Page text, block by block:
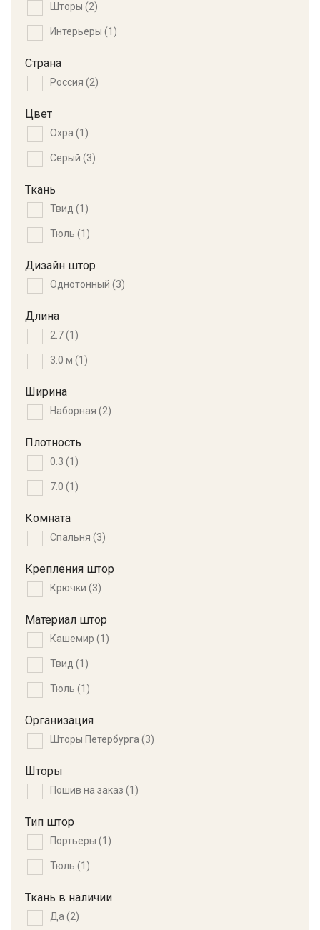
Шторы (2)
Интерьеры (1)
Страна
Россия (2)
Цвет
Охра (1)
Серый (3)
Ткань
Твид (1)
Тюль (1)
Дизайн штор
Однотонный (3)
Длина
2.7(1)
3.0 м (1)
Ширина
Наборная (2)
Плотность
0.3 (1)
7.0 (1)
Комната
Спальня (3)
Крепления штор
Крючки (3)
Материал штор
Кашемир (1)
Твид (1)
Тюль (1)
Организация
Шторы Петербурга (3)
Шторы
Пошив на заказ (1)
Тип штор
Портьеры (1)
Тюль (1)
Ткань в наличии
Да (2)